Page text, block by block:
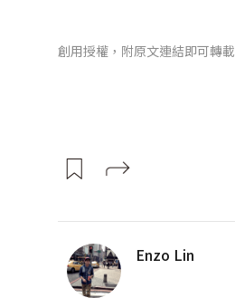
創用授權，附原文連結即可轉載
Enzo Lin